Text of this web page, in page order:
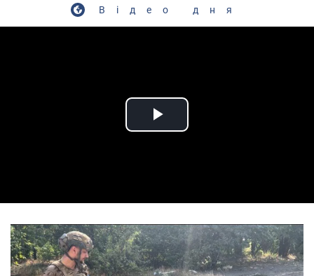
Відео дня
Play Video